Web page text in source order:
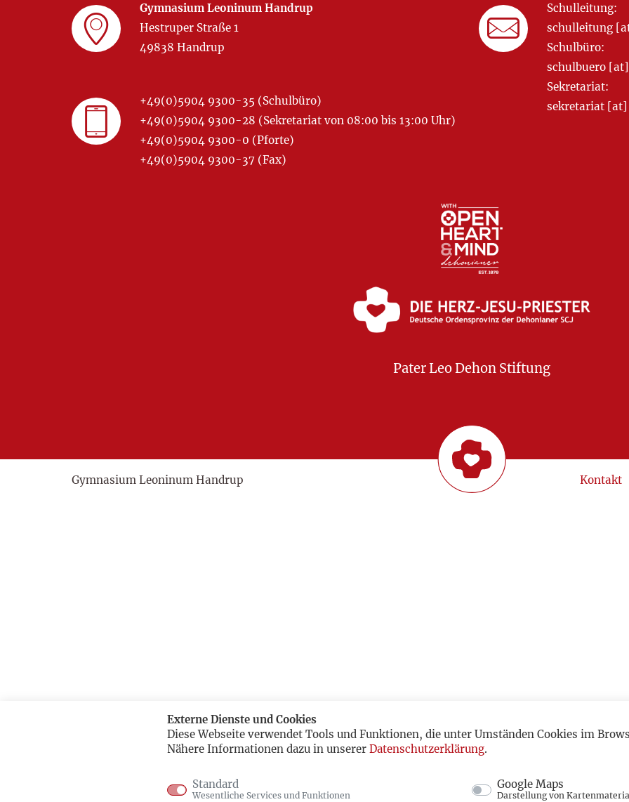
Gymnasium Leoninum Handrup
Hestruper Straße 1
49838 Handrup
+49(0)5904 9300-35 (Schulbüro)
+49(0)5904 9300-28 (Sekretariat von 08:00 bis 13:00 Uhr)
+49(0)5904 9300-0 (Pforte)
+49(0)5904 9300-37 (Fax)
Schulleitung:
schulleitung
Schulbüro:
schulbuero
Sekretariat:
sekretariat
Pater Leo Dehon Stiftung
Kontakt
Gymnasium Leoninum Handrup
Externe Dienste und Cookies
Diese Webseite verwendet Tools und Funktionen, die unter Umständen Cookies im
Nähere Informationen dazu in unserer Datenschutzerklärung.
Standard
Wesentliche Services und Funktionen
Google Maps
Darstellung von